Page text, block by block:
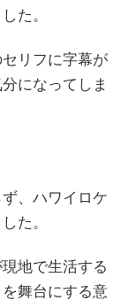
た。
リフに字幕が
になってしま
、ハワイロケ
た。
地で生活する
舞台にする意